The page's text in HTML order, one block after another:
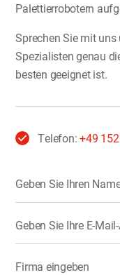
Palettierrobotern
Sprechen Sie mit
Spezialisten genau
besten geeignet ist.
Telefon:+49
Geben Sie Ihren
Geben Sie Ihre E-
Firma eingeben